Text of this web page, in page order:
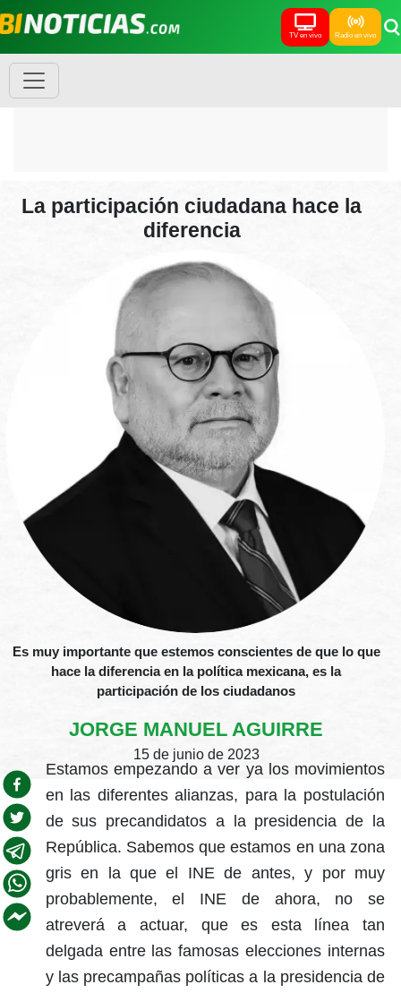
TV en vivo Radio en vivo
La participación ciudadana hace la
diferencia
Es muy importante que estemos conscientes de que lo que
hace la diferencia en la política mexicana, es la
participación de los ciudadanos
JORGE MANUEL AGUIRRE
15 de junio de 2023
Estamos empezando a ver ya los movimientos
en las diferentes alianzas, para la postulación
de sus precandidatos a la presidencia de la
República. Sabemos que estamos en una zona
gris en la que el INE de antes, y por muy
probablemente, el INE de ahora, no se
atreverá a actuar, que es esta línea tan
delgada entre las famosas elecciones internas
y las precampañas políticas a la presidencia de